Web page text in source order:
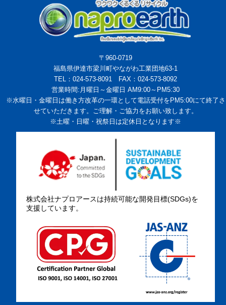
〒960-0719
福島県伊達市梁川町やながわ工業団地63-1
TEL：024-573-8091 FAX：024-573-8092
営業時間:月曜日～金曜日 AM9:00～PM5:30
※水曜日・金曜日は働き方改革の一環として電話受付をPM5:00にて終了さ
せていただきます。ご理解・ご協力をお願い致します。
※土曜・日曜・祝祭日は定休日となります※
株式会社ナプロアースは持続可能な開発目標(SDGs)を
支援しています。